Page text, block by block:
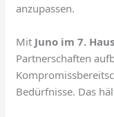
anzupassen.
Mit Juno im 7. Haus
Partnerschaften
Bedürfnisse. Das